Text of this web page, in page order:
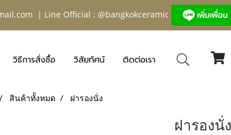
| Line Official : @bangkokceramic
วิธีการสั่งซื้อ วิสัยทัศน์ ติดต่อเรา
สินค้าทั้งหมด ฝารองนั่ง
ฝารองนั่ง